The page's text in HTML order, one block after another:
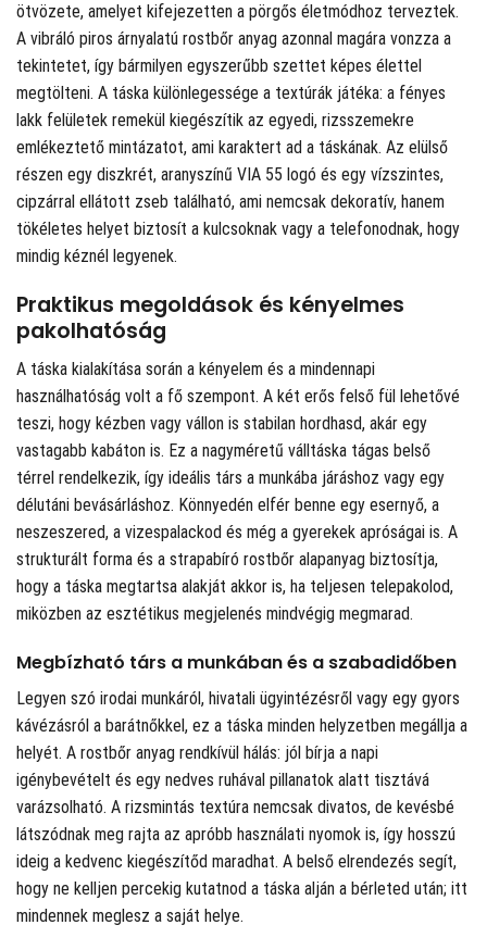
ötvözete, amelyet kifejezetten a pörgős életmódhoz terveztek.
A vibráló piros árnyalatú rostbőr anyag azonnal magára vonzza a
tekintetet, így bármilyen egyszerűbb szettet képes élettel
megtölteni. A táska különlegessége a textúrák játéka: a fényes
lakk felületek remekül kiegészítik az egyedi, rizsszemekre
emlékeztető mintázatot, ami karaktert ad a táskának. Az elülső
részen egy diszkrét, aranyszínű VIA 55 logó és egy vízszintes,
cipzárral ellátott zseb található, ami nemcsak dekoratív, hanem
tökéletes helyet biztosít a kulcsoknak vagy a telefonodnak, hogy
mindig kéznél legyenek.
Praktikus megoldások és kényelmes
pakolhatóság
A táska kialakítása során a kényelem és a mindennapi
használhatóság volt a fő szempont. A két erős felső fül lehetővé
teszi, hogy kézben vagy vállon is stabilan hordhasd, akár egy
vastagabb kabáton is. Ez a nagyméretű válltáska tágas belső
térrel rendelkezik, így ideális társ a munkába járáshoz vagy egy
délutáni bevásárláshoz. Könnyedén elfér benne egy esernyő, a
neszeszered, a vizespalackod és még a gyerekek apróságai is. A
strukturált forma és a strapabíró rostbőr alapanyag biztosítja,
hogy a táska megtartsa alakját akkor is, ha teljesen telepakolod,
miközben az esztétikus megjelenés mindvégig megmarad.
Megbízható társ a munkában és a szabadidőben
Legyen szó irodai munkáról, hivatali ügyintézésről vagy egy gyors
kávézásról a barátnőkkel, ez a táska minden helyzetben megállja a
helyét. A rostbőr anyag rendkívül hálás: jól bírja a napi
igénybevételt és egy nedves ruhával pillanatok alatt tisztává
varázsolható. A rizsmintás textúra nemcsak divatos, de kevésbé
látszódnak meg rajta az apróbb használati nyomok is, így hosszú
ideig a kedvenc kiegészítőd maradhat. A belső elrendezés segít,
hogy ne kelljen percekig kutatnod a táska alján a bérleted után; itt
mindennek meglesz a saját helye.